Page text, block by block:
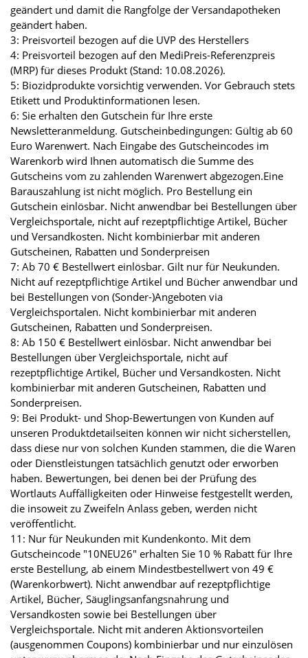
geändert und damit die Rangfolge der Versandapotheken
geändert haben.
3: Preisvorteil bezogen auf die UVP des Herstellers
4: Preisvorteil bezogen auf den MediPreis-Referenzpreis
(MRP) für dieses Produkt (Stand: 10.08.2026).
5: Biozidprodukte vorsichtig verwenden. Vor Gebrauch stets
Etikett und Produktinformationen lesen.
6: Sie erhalten den Gutschein für Ihre erste
Newsletteranmeldung. Gutscheinbedingungen: Gültig ab 60
Euro Warenwert. Nach Eingabe des Gutscheincodes im
Warenkorb wird Ihnen automatisch die Summe des
Gutscheins vom zu zahlenden Warenwert abgezogen.Eine
Barauszahlung ist nicht möglich. Pro Bestellung ein
Gutschein einlösbar. Nicht anwendbar bei Bestellungen über
Vergleichsportale, nicht auf rezeptpflichtige Artikel, Bücher
und Versandkosten. Nicht kombinierbar mit anderen
Gutscheinen, Rabatten und Sonderpreisen
7: Ab 70 € Bestellwert einlösbar. Gilt nur für Neukunden.
Nicht auf rezeptpflichtige Artikel und Bücher anwendbar und
bei Bestellungen von (Sonder-)Angeboten via
Vergleichsportalen. Nicht kombinierbar mit anderen
Gutscheinen, Rabatten und Sonderpreisen.
8: Ab 150 € Bestellwert einlösbar. Nicht anwendbar bei
Bestellungen über Vergleichsportale, nicht auf
rezeptpflichtige Artikel, Bücher und Versandkosten. Nicht
kombinierbar mit anderen Gutscheinen, Rabatten und
Sonderpreisen.
9: Bei Produkt- und Shop-Bewertungen von Kunden auf
unseren Produktdetailseiten können wir nicht sicherstellen,
dass diese nur von solchen Kunden stammen, die die Waren
oder Dienstleistungen tatsächlich genutzt oder erworben
haben. Bewertungen, bei denen bei der Prüfung des
Wortlauts Auffälligkeiten oder Hinweise festgestellt werden,
die insoweit zu Zweifeln Anlass geben, werden nicht
veröffentlicht.
11: Nur für Neukunden mit Kundenkonto. Mit dem
Gutscheincode "10NEU26" erhalten Sie 10 % Rabatt für Ihre
erste Bestellung, ab einem Mindestbestellwert von 49 €
(Warenkorbwert). Nicht anwendbar auf rezeptpflichtige
Artikel, Bücher, Säuglingsanfangsnahrung und
Versandkosten sowie bei Bestellungen über
Vergleichsportale. Nicht mit anderen Aktionsvorteilen
(ausgenommen Coupons) kombinierbar und nur einzulösen